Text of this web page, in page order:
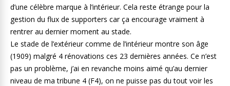
d’une célèbre marque à l’intérieur. Cela reste étrange pour la
gestion du flux de supporters car ça encourage vraiment à
rentrer au dernier moment au stade.
Le stade de l’extérieur comme de l’intérieur montre son âge
(1909) malgré 4 rénovations ces 23 dernières années. Ce n’est
pas un problème, j’ai en revanche moins aimé qu’au dernier
niveau de ma tribune 4 (F4), on ne puisse pas du tout voir les